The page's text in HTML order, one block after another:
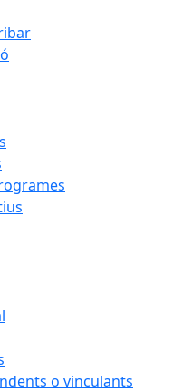
o vinculants